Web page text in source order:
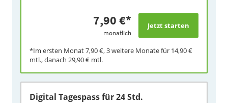
7,90 €*
monatlich
*Im ersten Monat7,90 €, 3 weitere Monate für 14,90 €
mtl., danach 29,90 € mtl.
Digital Tagespassfür 24 Std.